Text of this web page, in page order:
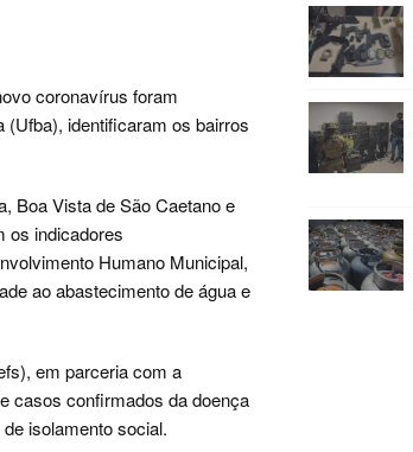
coronavírus foram
identificaram os bairros
Boa Vista de São Caetano e
os indicadores
Humano Municipal,
ao abastecimento de água e
em parceria com a
casos confirmados da doença
isolamento social.